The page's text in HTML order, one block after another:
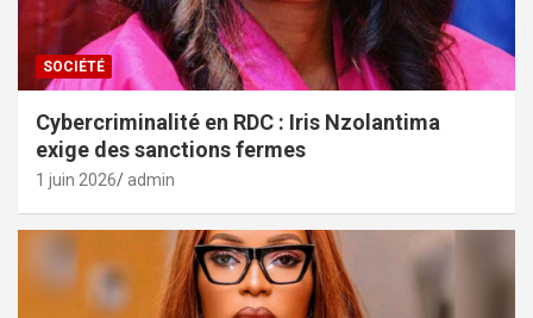
SOCIÉTÉ
Cybercriminalité en RDC : Iris Nzolantima
exige des sanctions fermes
1 juin 2026 admin